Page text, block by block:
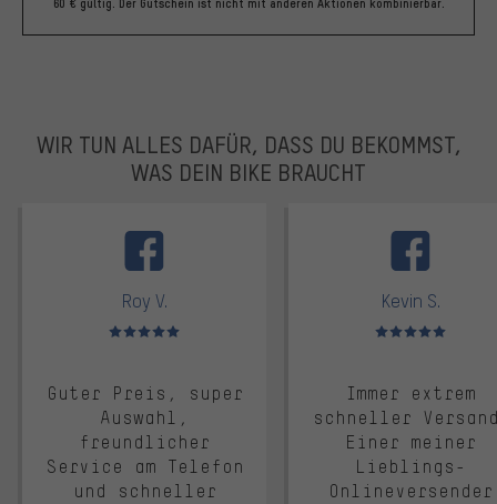
60 € gültig. Der Gutschein ist nicht mit anderen Aktionen kombinierbar.
WIR TUN ALLES DAFÜR, DASS DU BEKOMMST,
WAS DEIN BIKE BRAUCHT
Roy V.
Bewertungen: 5 von 5
Guter Preis, super
Auswahl,
freundlicher
Service am Telefon
und schneller
Kevin S.
Bewertungen: 5 von 5
Immer extrem
schneller
Einer meiner
Lieblings-
Onlineversender